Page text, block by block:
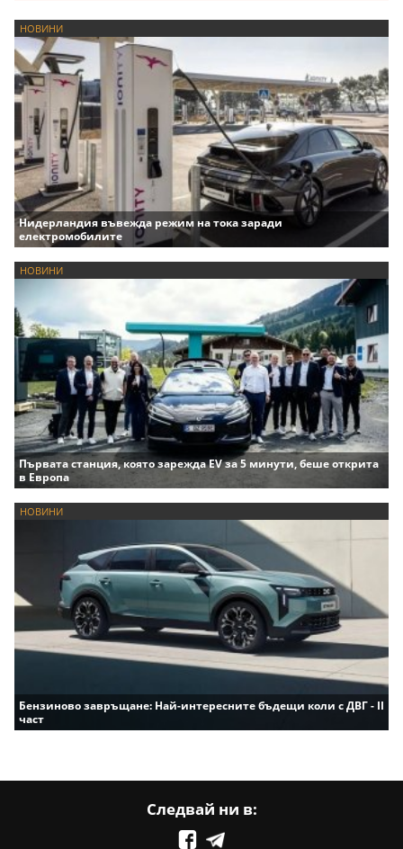
НОВИНИ
Нидерландия въвежда режим на тока заради
електромобилите
НОВИНИ
Първата станция, която зарежда EV за 5 минути, беше открита
в Европа
НОВИНИ
Бензиново завръщане: Най-интересните бъдещи коли с ДВГ - II
част
Следвай ни в: